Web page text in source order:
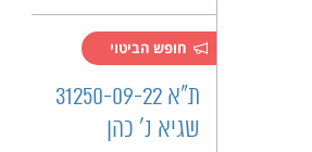
חופש הביטוי
ת"א 31250-09-22
שגיא נ' כהן